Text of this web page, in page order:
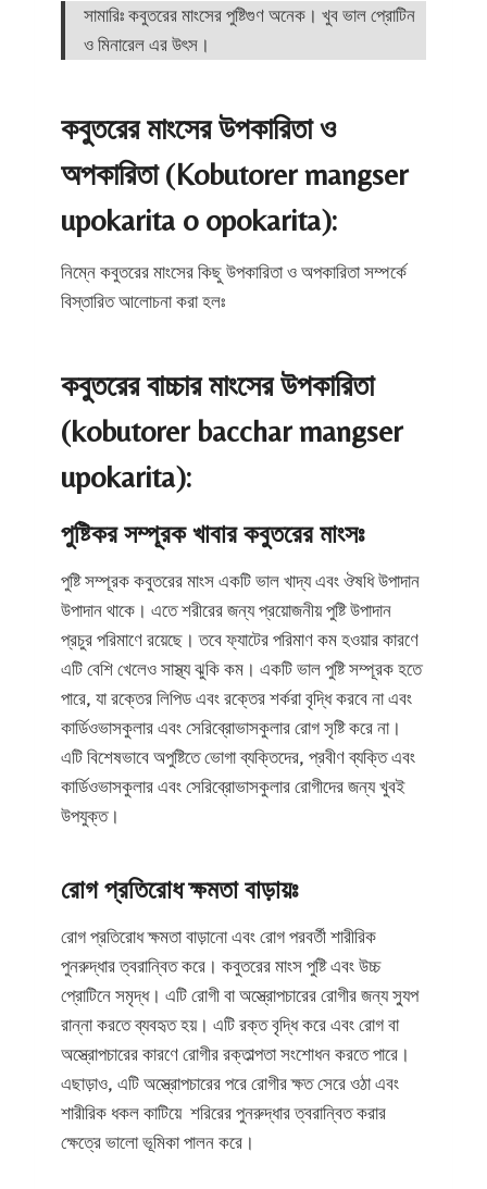
সামারিঃ কবুতরের মাংসের পুষ্টিগুণ অনেক। খুব ভাল প্রোটিন
ও মিনারেল এর উৎস।
কবুতরের মাংসের উপকারিতা ও
অপকারিতা (Kobutorer mangser
upokarita o opokarita):
নিম্নে কবুতরের মাংসের কিছু উপকারিতা ও অপকারিতা সম্পর্কে
বিস্তারিত আলোচনা করা হলঃ
কবুতরের বাচ্চার মাংসের উপকারিতা
(kobutorer bacchar mangser
upokarita):
পুষ্টিকর সম্পূরক খাবার কবুতরের মাংসঃ
পুষ্টি সম্পূরক কবুতরের মাংস একটি ভাল খাদ্য এবং ঔষধি উপাদান
উপাদান থাকে। এতে শরীরের জন্য প্রয়োজনীয় পুষ্টি উপাদান
প্রচুর পরিমাণে রয়েছে। তবে ফ্যাটের পরিমাণ কম হওয়ার কারণে
এটি বেশি খেলেও সাস্থ্য ঝুকি কম। একটি ভাল পুষ্টি সম্পূরক হতে
পারে, যা রক্তের লিপিড এবং রক্তের শর্করা বৃদ্ধি করবে না এবং
কার্ডিওভাসকুলার এবং সেরিব্রোভাসকুলার রোগ সৃষ্টি করে না।
এটি বিশেষভাবে অপুষ্টিতে ভোগা ব্যক্তিদের, প্রবীণ ব্যক্তি এবং
কার্ডিওভাসকুলার এবং সেরিব্রোভাসকুলার রোগীদের জন্য খুবই
উপযুক্ত।
রোগ প্রতিরোধ ক্ষমতা বাড়ায়ঃ
রোগ প্রতিরোধ ক্ষমতা বাড়ানো এবং রোগ পরবর্তী শারীরিক
পুনরুদ্ধার ত্বরান্বিত করে। কবুতরের মাংস পুষ্টি এবং উচ্চ
প্রোটিনে সমৃদ্ধ। এটি রোগী বা অস্ত্রোপচারের রোগীর জন্য স্যুপ
রান্না করতে ব্যবহৃত হয়। এটি রক্ত বৃদ্ধি করে এবং রোগ বা
অস্ত্রোপচারের কারণে রোগীর রক্তাল্পতা সংশোধন করতে পারে।
এছাড়াও, এটি অস্ত্রোপচারের পরে রোগীর ক্ষত সেরে ওঠা এবং
শারীরিক ধকল কাটিয়ে শরিরের পুনরুদ্ধার ত্বরান্বিত করার
ক্ষেত্রে ভালো ভূমিকা পালন করে।